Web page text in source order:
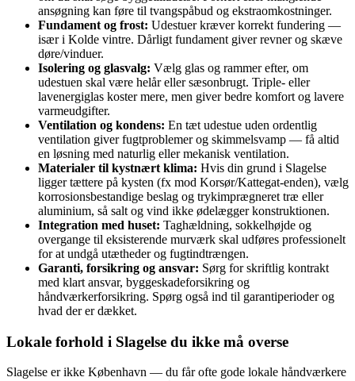
ansøgning kan føre til tvangspåbud og ekstraomkostninger.
Fundament og frost: Udestuer kræver korrekt fundering —
især i Kolde vintre. Dårligt fundament giver revner og skæve
døre/vinduer.
Isolering og glasvalg: Vælg glas og rammer efter, om
udestuen skal være helår eller sæsonbrugt. Triple- eller
lavenergiglas koster mere, men giver bedre komfort og lavere
varmeudgifter.
Ventilation og kondens: En tæt udestue uden ordentlig
ventilation giver fugtproblemer og skimmelsvamp — få altid
en løsning med naturlig eller mekanisk ventilation.
Materialer til kystnært klima: Hvis din grund i Slagelse
ligger tættere på kysten (fx mod Korsør/Kattegat-enden), vælg
korrosionsbestandige beslag og trykimprægneret træ eller
aluminium, så salt og vind ikke ødelægger konstruktionen.
Integration med huset: Taghældning, sokkelhøjde og
overgange til eksisterende murværk skal udføres professionelt
for at undgå utætheder og fugtindtrængen.
Garanti, forsikring og ansvar: Sørg for skriftlig kontrakt
med klart ansvar, byggeskadeforsikring og
håndværkerforsikring. Spørg også ind til garantiperioder og
hvad der er dækket.
Lokale forhold i Slagelse du ikke må overse
Slagelse er ikke København — du får ofte gode lokale håndværkere